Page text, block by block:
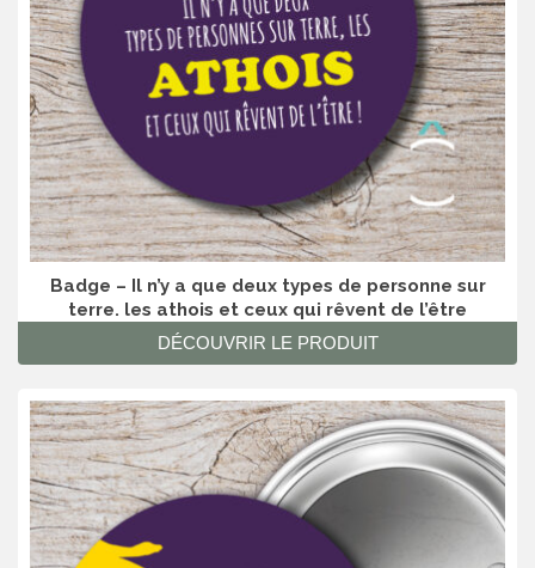
Badge – Il n’y a que deux types de personne sur
terre. les athois et ceux qui rêvent de l’être
DÉCOUVRIR LE PRODUIT